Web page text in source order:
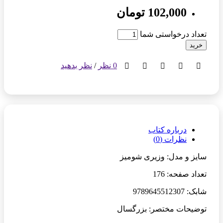
102,000 تومان
تعداد درخواستی شما
خرید
0 نظر / نظر بدهید
درباره کتاب
نظرات (0)
سایز و مدل: وزیری شومیز
تعداد صفحه: 176
شابک: 9789645512307
توضیحات مختصر: بزرگسال